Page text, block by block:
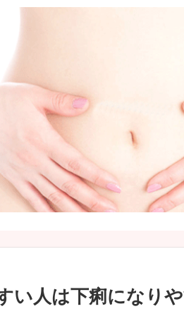
い人は下痢になり